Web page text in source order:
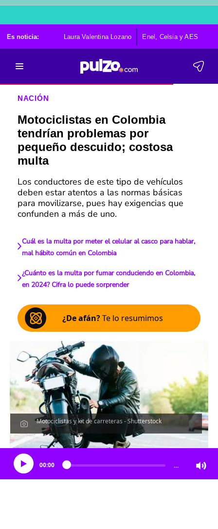
Es noticia: Laura Valentina Lozano Enel, Celsia y AES
NACIÓN
Motociclistas en Colombia
tendrían problemas por
pequeño descuido; costosa
multa
Los conductores de este tipo de vehículos
deben estar atentos a las normas básicas
para movilizarse, pues hay exigencias que
confunden a más de uno.
Cuál es la multa por meter el celular al casco para hablar,
mal hábito común en Colombia
¿Cuánto es la multa por fumar conduciendo en Colombia,
en 2024? Cifra lo puede sorprender
¿De afán?Te lo resumimos
Motociclistas y kit de carreteras - Shutterstock
Escucha el artículo
00:00 …